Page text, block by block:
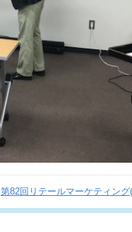
第82回リテールマーケティン